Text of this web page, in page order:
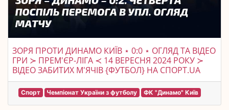
ЗОРЯ ПРОТИ ДИНАМО КИЇВ ⋆ 0:0 ⋆ ОГЛЯД ТА ВІДЕО
ГРИ ≻ ПРЕМ'ЄР-ЛІГА ≺ 14 ВЕРЕСНЯ 2024 РОКУ ≻
ВІДЕО ЗАБИТИХ М'ЯЧІВ {ФУТБОЛ} НА СПОРТ.UA
Спорт Чемпіонат України з футболу ФК "Динамо" Київ